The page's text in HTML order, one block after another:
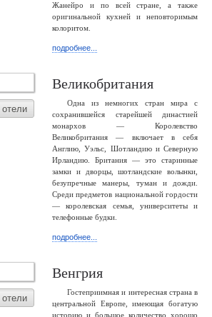
Жанейро и по всей стране, а также
оригинальной кухней и неповторимым
колоритом.
подробнее...
отели
Великобритания
Одна из немногих стран мира с
сохранившейся старейшей династией
монархов — Королевство
Великобритания — включает в себя
Англию, Уэльс, Шотландию и Северную
Ирландию. Британия — это старинные
замки и дворцы, шотландские волынки,
безупречные манеры, туман и дожди.
Среди предметов национальной гордости
— королевская семья, университеты и
телефонные будки.
подробнее...
отели
Венгрия
Гостеприимная и интересная страна в
центральной Европе, имеющая богатую
историю и большое количество хорошо